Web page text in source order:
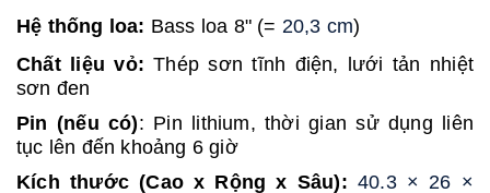
Hệ thống loa: Bass loa 8" (= 20,3 cm)
Chất liệu vỏ: Thép sơn tĩnh điện, lưới tản nhiệt
sơn đen
Pin (nếu có): Pin lithium, thời gian sử dụng liên
tục lên đến khoảng 6 giờ
Kích thước (Cao x Rộng x Sâu): 40.3 × 26 ×